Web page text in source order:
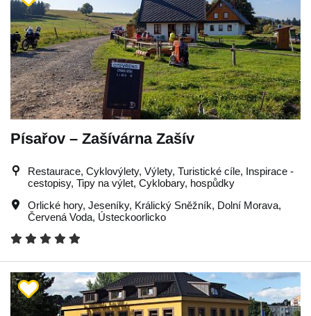
Písařov – Zašívárna Zašív
Restaurace, Cyklovýlety, Výlety, Turistické cíle, Inspirace -
cestopisy, Tipy na výlet, Cyklobary, hospůdky
Orlické hory, Jeseníky, Králický Sněžník, Dolní Morava,
Červená Voda, Ústeckoorlicko